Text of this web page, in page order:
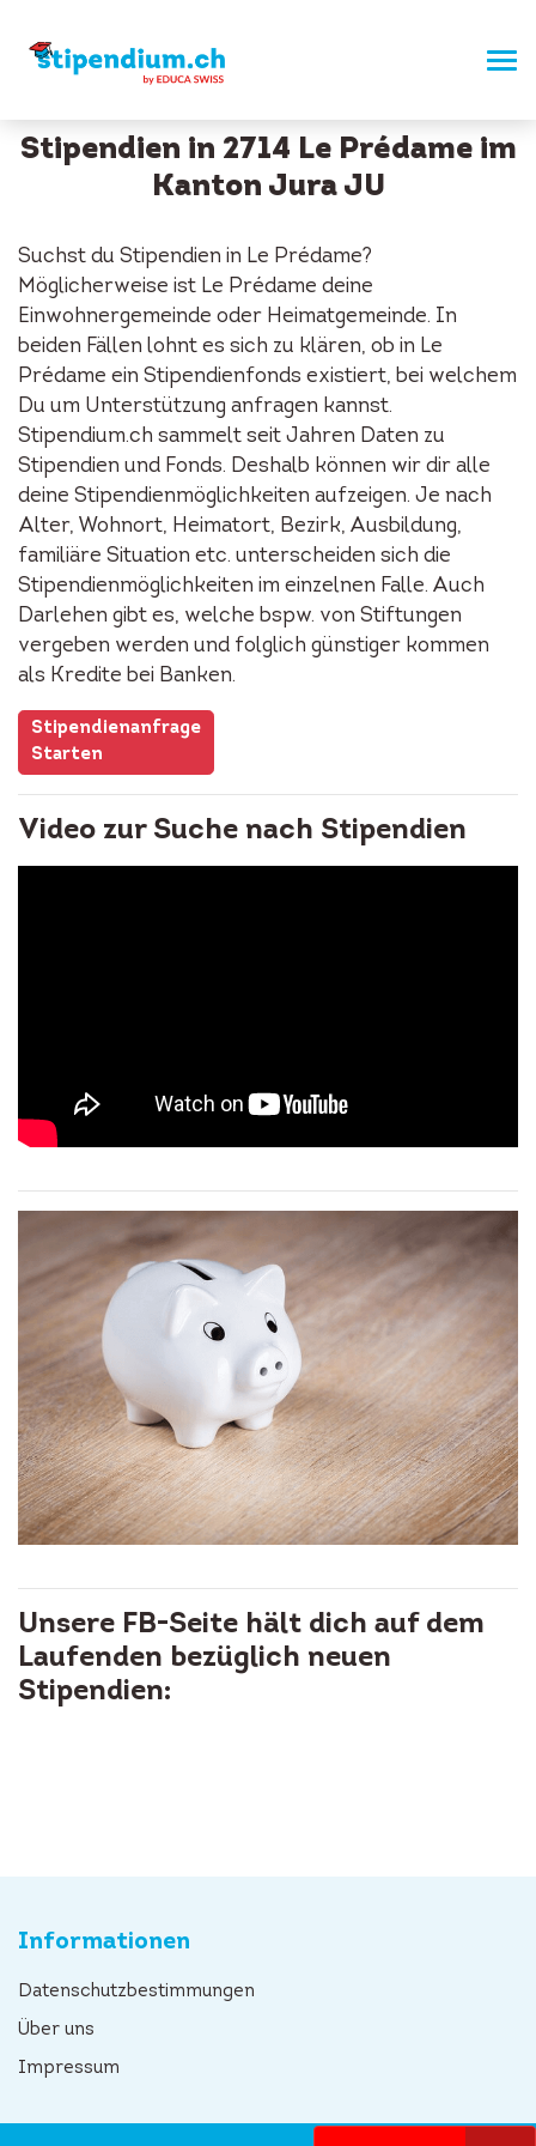
Stipendien in 2714 Le Prédame im
Kanton Jura JU
Suchst du Stipendien in Le Prédame?
Möglicherweise ist Le Prédame deine
Einwohnergemeinde oder Heimatgemeinde. In
beiden Fällen lohnt es sich zu klären, ob in Le
Prédame ein Stipendienfonds existiert, bei welchem
Du um Unterstützung anfragen kannst.
Stipendium.ch sammelt seit Jahren Daten zu
Stipendien und Fonds. Deshalb können wir dir alle
deine Stipendienmöglichkeiten aufzeigen. Je nach
Alter, Wohnort, Heimatort, Bezirk, Ausbildung,
familiäre Situation etc. unterscheiden sich die
Stipendienmöglichkeiten im einzelnen Falle. Auch
Darlehen gibt es, welche bspw. von Stiftungen
vergeben werden und folglich günstiger kommen
als Kredite bei Banken.
Stipendienanfrage
Starten
Video zur Suche nach Stipendien
Unsere FB-Seite hält dich auf dem
Laufenden bezüglich neuen
Stipendien:
Informationen
Datenschutzbestimmungen
Über uns
Impressum